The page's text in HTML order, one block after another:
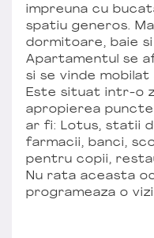
impreuna cu
spatiu generos.
dormitoare, baie si
Apartamentul se
si se vinde
Este situat intr-o
apropierea
ar fi: Lotus, statii
farmacii, banci,
pentru copii,
Nu rata aceasta
programeaza o